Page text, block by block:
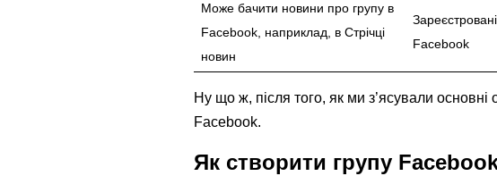
Може бачити новини про групу в
Facebook, наприклад, в Стрічці
новин
Facebook
Ну що ж, після того, як ми з’ясували
Facebook.
Як створити групу